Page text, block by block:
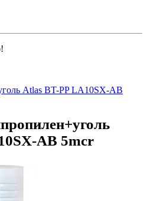
Atlas BT-PP LA10SX-AB
AB 5mcr